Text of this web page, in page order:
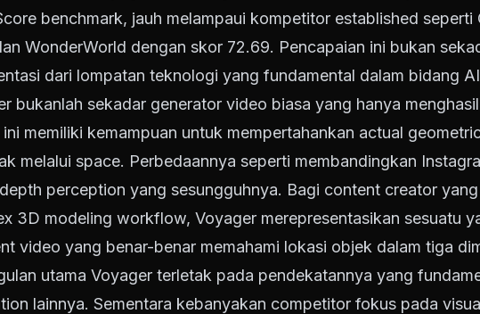
benchmark, jauh melampaui kompetitor established
WonderWorld dengan skor 72.69. Pencapaian ini bukan
dari lompatan teknologi yang fundamental dalam bidang
bukanlah sekadar generator video biasa yang hanya
ini memiliki kemampuan untuk mempertahankan actual
melalui space. Perbedaannya seperti membandingkan
perception yang sesungguhnya. Bagi content creator
3D modeling workflow, Voyager merepresentasikan sesuatu
video yang benar-benar memahami lokasi objek dalam tiga
utama Voyager terletak pada pendekatannya yang
lainnya. Sementara kebanyakan competitor fokus pada